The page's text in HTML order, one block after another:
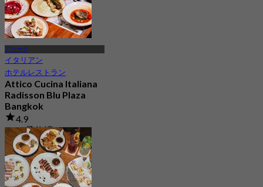
アソーク
イタリアン
ホテルレストラン
Attico Cucina Italiana
Radisson Blu Plaza
Bangkok
4.9
1.3K 予約済み
から฿ 499